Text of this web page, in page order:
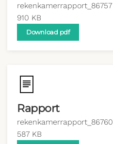
rekenkamerrapport_86757
910 KB
Download pdf
Rapport
rekenkamerrapport_86760
587 KB